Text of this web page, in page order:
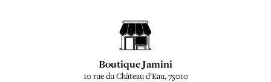
Boutique Jamini
10 rue du Château d'Eau, 75010